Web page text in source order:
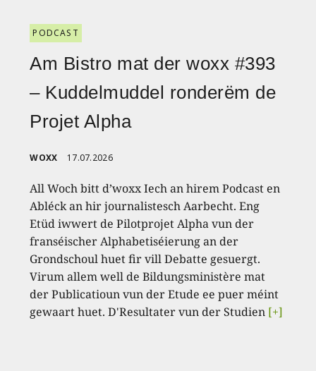
PODCAST
Am Bistro mat der woxx #393
– Kuddelmuddel ronderëm de
Projet Alpha
WOXX 17.07.2026
All Woch bitt d’woxx Iech an hirem Podcast en
Abléck an hir journalistesch Aarbecht. Eng
Etüd iwwert de Pilotprojet Alpha vun der
franséischer Alphabetiséierung an der
Grondschoul huet fir vill Debatte gesuergt.
Virum allem well de Bildungsministère mat
der Publicatioun vun der Etude ee puer méint
gewaart huet. D'Resultater vun der Studien [+]